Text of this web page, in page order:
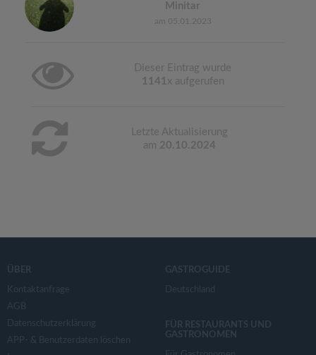
Minitar
am 05.01.2023
Dieser Eintrag wurde
1141 x aufgerufen
Letzte Aktualisierung
am 20.10.2024
ÜBER
Kontaktanfrage
AGB
Datenschutzerklärung
APP- & Benutzerdaten löschen
GASTROGUIDE
Deutschland
FÜR RESTAURANTS UND
GASTRONOMEN